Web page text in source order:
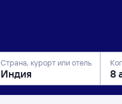
Страна, курорт или отель